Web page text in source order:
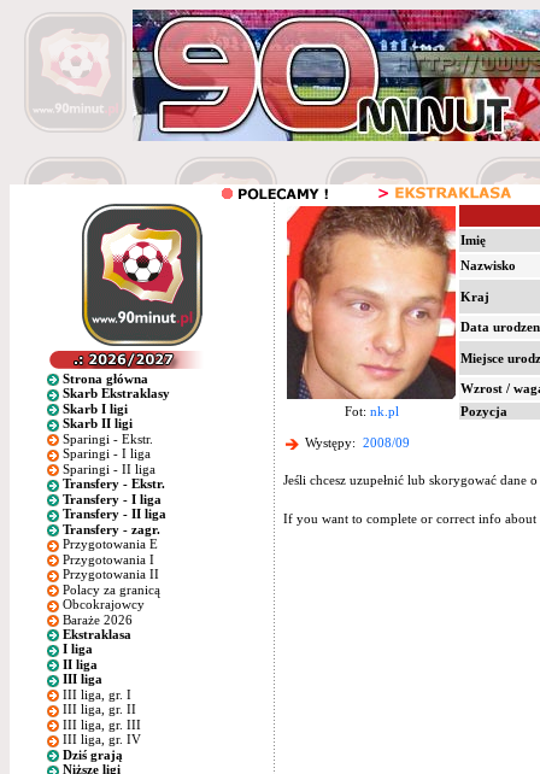
Strona główna
Skarb Ekstraklasy
Skarb I ligi
Skarb II ligi
Sparingi - Ekstr.
Sparingi - I liga
Sparingi - II liga
Transfery - Ekstr.
Transfery - I liga
Transfery - II liga
Transfery - zagr.
Przygotowania E
Przygotowania I
Przygotowania II
Polacy za granicą
Obcokrajowcy
Baraże 2026
Ekstraklasa
I liga
II liga
III liga
III liga, gr. I
III liga, gr. II
III liga, gr. III
III liga, gr. IV
Dziś grają
Niższe ligi
Imię
Nazwisko
Kraj
Data
Miejsce
Wzrost /
Fot: nk.pl Pozycja
Występy: 2008/09
Jeśli chcesz uzupełnić lub skorygować
If you want to complete or correct info